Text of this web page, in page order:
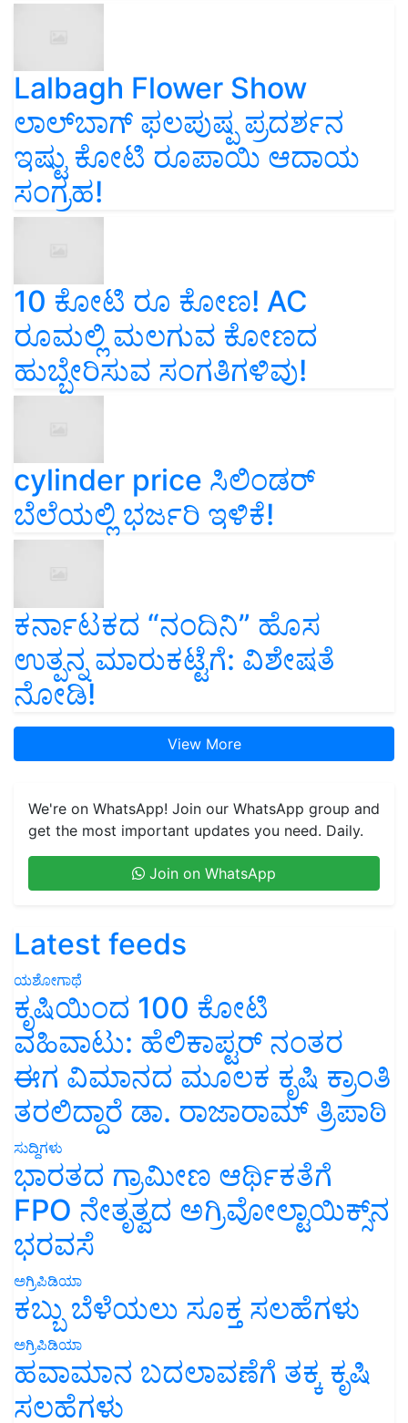
Lalbagh Flower Show
ಲಾಲ್‌ಬಾಗ್ ಫಲಪುಷ್ಪ ಪ್ರದರ್ಶನ
ಇಷ್ಟು ಕೋಟಿ ರೂಪಾಯಿ ಆದಾಯ
ಸಂಗ್ರಹ!
10 ಕೋಟಿ ರೂ ಕೋಣ! AC
ರೂಮಲ್ಲಿ ಮಲಗುವ ಕೋಣದ
ಹುಬ್ಬೇರಿಸುವ ಸಂಗತಿಗಳಿವು!
cylinder price ಸಿಲಿಂಡರ್‌
ಬೆಲೆಯಲ್ಲಿ ಭರ್ಜರಿ ಇಳಿಕೆ!
ಕರ್ನಾಟಕದ “ನಂದಿನಿ” ಹೊಸ
ಉತ್ಪನ್ನ ಮಾರುಕಟ್ಟೆಗೆ: ವಿಶೇಷತೆ
ನೋಡಿ!
View More
We're on WhatsApp! Join our WhatsApp group and
get the most important updates you need. Daily.
Join on WhatsApp
Latest feeds
ಯಶೋಗಾಥೆ
ಕೃಷಿಯಿಂದ 100 ಕೋಟಿ
ವಹಿವಾಟು: ಹೆಲಿಕಾಪ್ಟರ್ ನಂತರ
ಈಗ ವಿಮಾನದ ಮೂಲಕ ಕೃಷಿ ಕ್ರಾಂತಿ
ತರಲಿದ್ದಾರೆ ಡಾ. ರಾಜಾರಾಮ್ ತ್ರಿಪಾಠಿ
ಸುದ್ದಿಗಳು
ಭಾರತದ ಗ್ರಾಮೀಣ ಆರ್ಥಿಕತೆಗೆ
FPO ನೇತೃತ್ವದ ಅಗ್ರಿವೋಲ್ಟಾಯಿಕ್ಸ್‌ನ
ಭರವಸೆ
ಅಗ್ರಿಪಿಡಿಯಾ
ಕಬ್ಬು ಬೆಳೆಯಲು ಸೂಕ್ತ ಸಲಹೆಗಳು
ಅಗ್ರಿಪಿಡಿಯಾ
ಹವಾಮಾನ ಬದಲಾವಣೆಗೆ ತಕ್ಕ ಕೃಷಿ
ಸಲಹೆಗಳು